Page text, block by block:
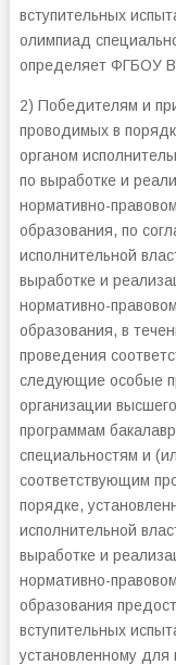
вступительных
олимпиад
определяет
2) Победителям и
проводимых в
органом
по выработке и
нормативно-
образования, по
исполнительной
выработке и
нормативно-
образования, в
проведения
следующие особые
организации
программам
специальностям и
соответствующим
порядке,
исполнительной
выработке и
нормативно-
образования
вступительных
установленному для